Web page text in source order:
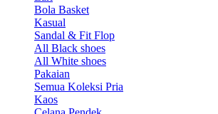
Bola Basket
Kasual
Sandal & Fit Flop
All Black shoes
All White shoes
Pakaian
Semua Koleksi Pria
Kaos